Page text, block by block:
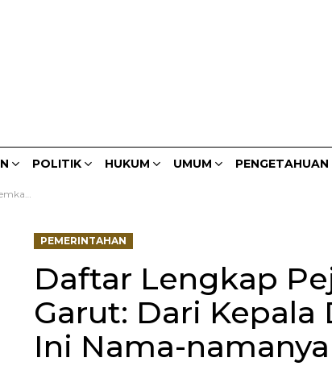
POLITIK HUKUM UMUM PENGETAHUAN
namanya
PEMERINTAHAN
Daftar Lengkap
Garut: Dari
Ini Nama-namanya